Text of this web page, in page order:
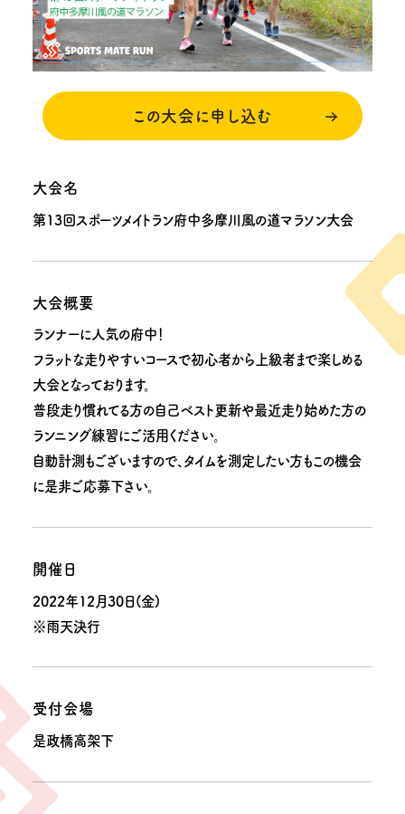
この大会に申し込む
大会名
第13回スポーツメイトラン府中多摩川風の道マラソン大会
大会概要
ランナーに人気の府中！
フラットな走りやすいコースで初心者から上級者まで楽しめる
大会となっております。
普段走り慣れてる方の自己ベスト更新や最近走り始めた方の
ランニング練習にご活用ください。
自動計測もございますので、タイムを測定したい方もこの機会
に是非ご応募下さい。
開催日
2022年12月30日(金)
※雨天決行
受付会場
是政橋高架下